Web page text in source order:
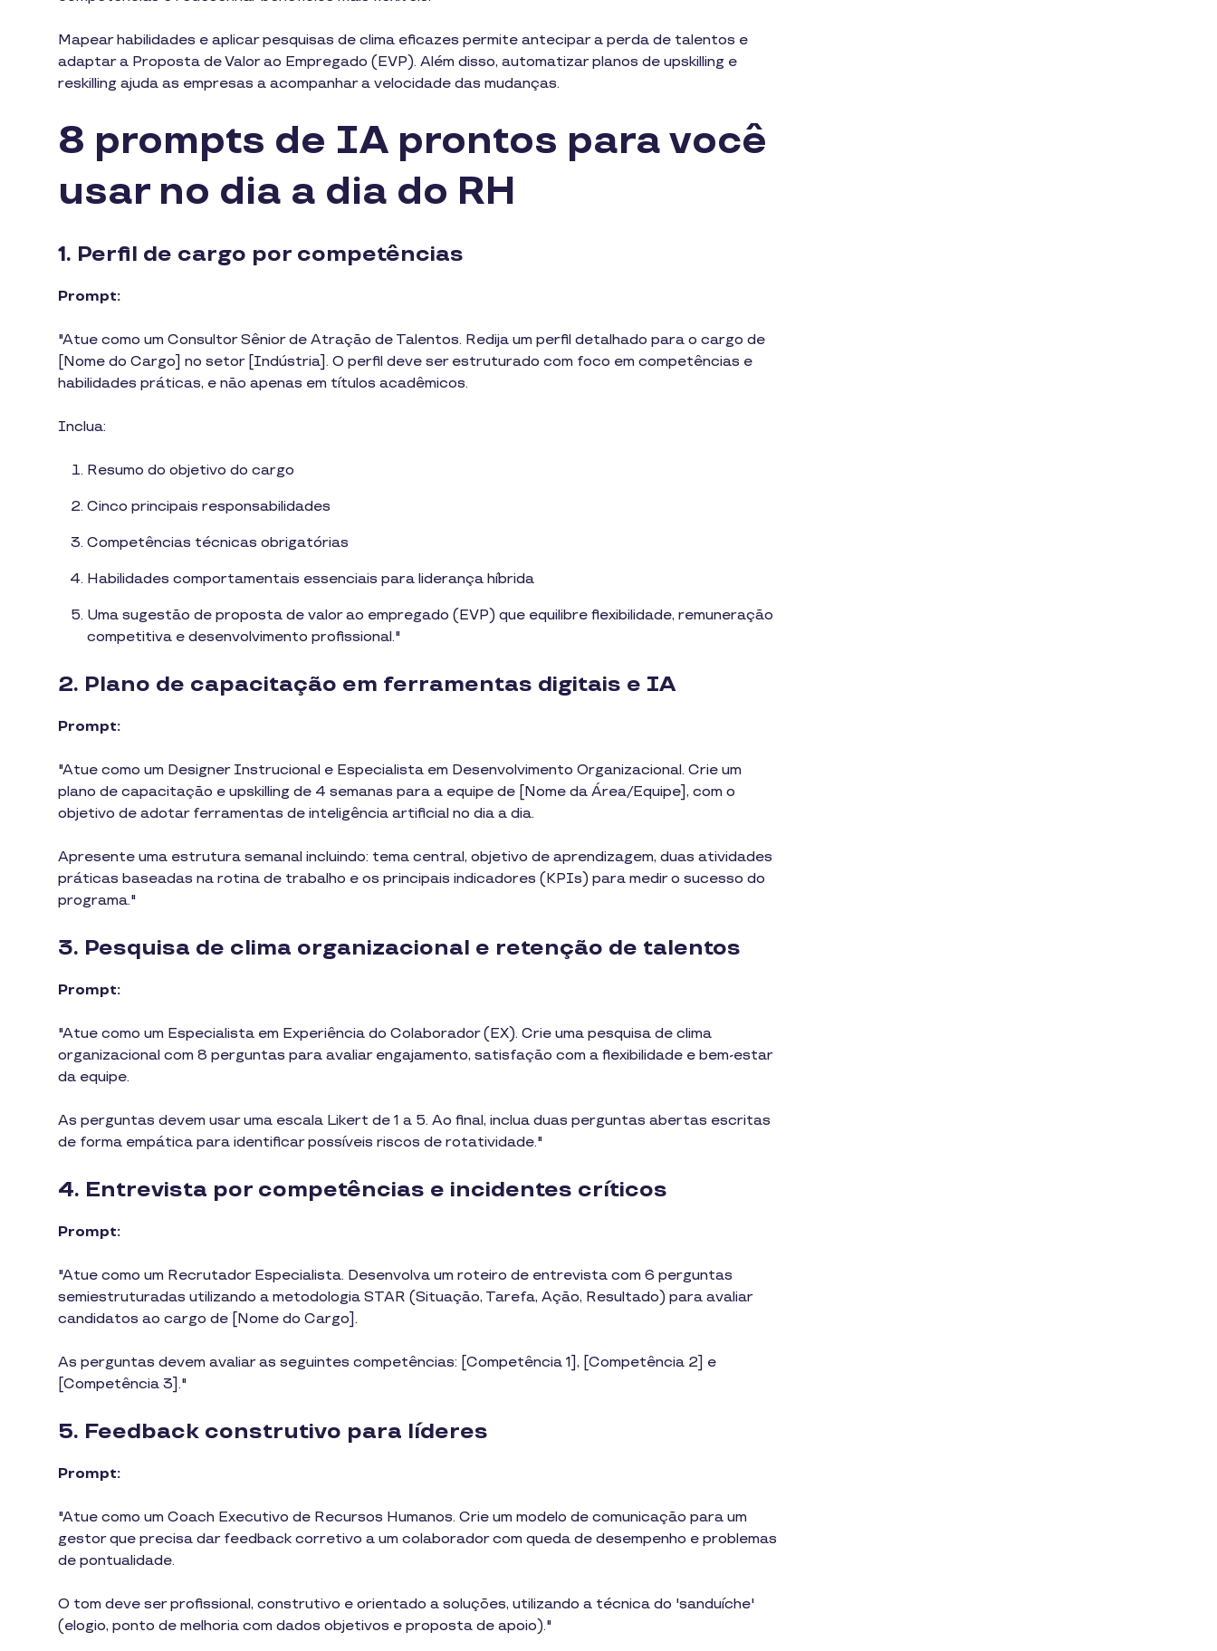
Mapear habilidades e aplicar pesquisas de clima eficazes permite antecipar a perda de talentos e
adaptar a Proposta de Valor ao Empregado (EVP). Além disso, automatizar planos de upskilling e
reskilling ajuda as empresas a acompanhar a velocidade das mudanças.
8 prompts de IA prontos para você
usar no dia a dia do RH
1. Perfil de cargo por competências
Prompt:
"Atue como um Consultor Sênior de Atração de Talentos. Redija um perfil detalhado para o cargo de
[Nome do Cargo] no setor [Indústria]. O perfil deve ser estruturado com foco em competências e
habilidades práticas, e não apenas em títulos acadêmicos.
Inclua:
Resumo do objetivo do cargo
Cinco principais responsabilidades
Competências técnicas obrigatórias
Habilidades comportamentais essenciais para liderança híbrida
Uma sugestão de proposta de valor ao empregado (EVP) que equilibre flexibilidade, remuneração
competitiva e desenvolvimento profissional."
2. Plano de capacitação em ferramentas digitais e IA
Prompt:
"Atue como um Designer Instrucional e Especialista em Desenvolvimento Organizacional. Crie um
plano de capacitação e upskilling de 4 semanas para a equipe de [Nome da Área/Equipe], com o
objetivo de adotar ferramentas de inteligência artificial no dia a dia.
Apresente uma estrutura semanal incluindo: tema central, objetivo de aprendizagem, duas atividades
práticas baseadas na rotina de trabalho e os principais indicadores (KPIs) para medir o sucesso do
programa."
3. Pesquisa de clima organizacional e retenção de talentos
Prompt:
"Atue como um Especialista em Experiência do Colaborador (EX). Crie uma pesquisa de clima
organizacional com 8 perguntas para avaliar engajamento, satisfação com a flexibilidade e bem-estar
da equipe.
As perguntas devem usar uma escala Likert de 1 a 5. Ao final, inclua duas perguntas abertas escritas
de forma empática para identificar possíveis riscos de rotatividade."
4. Entrevista por competências e incidentes críticos
Prompt:
"Atue como um Recrutador Especialista. Desenvolva um roteiro de entrevista com 6 perguntas
semiestruturadas utilizando a metodologia STAR (Situação, Tarefa, Ação, Resultado) para avaliar
candidatos ao cargo de [Nome do Cargo].
As perguntas devem avaliar as seguintes competências: [Competência 1], [Competência 2] e
[Competência 3]."
5. Feedback construtivo para líderes
Prompt:
"Atue como um Coach Executivo de Recursos Humanos. Crie um modelo de comunicação para um
gestor que precisa dar feedback corretivo a um colaborador com queda de desempenho e problemas
de pontualidade.
O tom deve ser profissional, construtivo e orientado a soluções, utilizando a técnica do 'sanduíche'
(elogio, ponto de melhoria com dados objetivos e proposta de apoio)."